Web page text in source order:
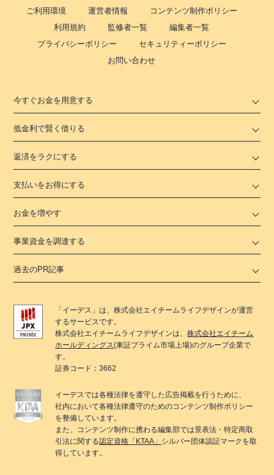
ご利用環境 運営者情報
コンテンツ制作ポリシー
利用規約
監修者一覧
編集者一覧
プライバシーポリシー
セキュリティーポリシー
お問い合わせ
今すぐお金を用意する
低金利で賢く借りる
返済をラクにする
支払いをお得にする
お金を増やす
事業資金を調達する
過去のPR記事
「 イーデス 」は、株式会社エイチームライフデザインが運営
するサービスです。
株式会社エイチームライフデザインは、株式会社エイチーム
ホールディングス(東証プライム市場上場)のグループ企業で
す。
証券コード：3662
イーデスでは各種法律を遵守した広告掲載を行うために、
社内において各種法律遵守のためのコンテンツ制作ポリシー
を整備しています。
また、コンテンツ制作に携わる編集部では景表法・特定商取
引法に関する認定資格「KTAA」 シルバー団体認証マークを取
得しています。